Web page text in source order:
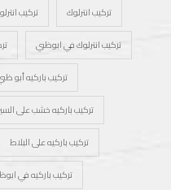
تركيب انترلوك
تركيب
تركيب انترلوك في ابوظبي
تركيب باركيه أبو
تركيب باركيه خشب على
تركيب باركيه على البلاط
تركيب باركيه في